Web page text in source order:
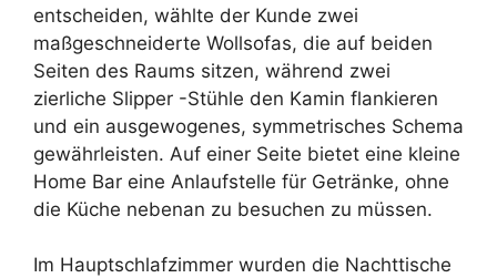
entscheiden, wählte der Kunde zwei
maßgeschneiderte Wollsofas, die auf beiden
Seiten des Raums sitzen, während zwei
zierliche Slipper -Stühle den Kamin flankieren
und ein ausgewogenes, symmetrisches Schema
gewährleisten. Auf einer Seite bietet eine kleine
Home Bar eine Anlaufstelle für Getränke, ohne
die Küche nebenan zu besuchen zu müssen.
Im Hauptschlafzimmer wurden die Nachttische